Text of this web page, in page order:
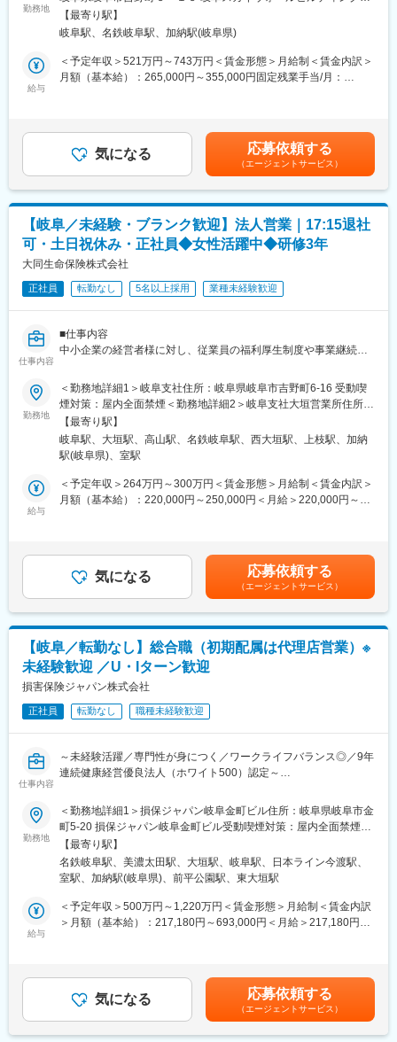
ご入社後は1週間ほどの本社研修後1年～2年間【東京海上日動火
災保険株式会社】へ出向頂き、研修や保険業務のノウハウを学ん
場所は岐阜駅から近い為お引越しを伴うようなことは御座いませ
ん。
・勤務地：岐阜市金町6－4 岐阜東京海上日動ビル4F
・事業内容：新規開拓や出向先からの紹介顧客の対応、同社の顧
客の対応などを行って頂きます。
※業務内容は上記内容と同じ
■企業魅力
残業は月20~30時間程／土日は会社が閉まっておりますが、顧客
との予定の調整上訪問などが発生する事も御座います。
給与は基本給＋業績給となっていますが基本給の割合が大きいた
め安定した金額を保証。勿論頑張った分はしっかり業績給に反映
ら業務に打ち込むことが可能。
所を定期的に訪問し、生命保険の販売推進をします。経営者・役
員もしくは従業員を対象とした「お亡くなりになった場合にそな
える」、「働けなくなった場合にそなえる」、「勇退・老後にそ
なえる」、「健康経営に取り組む」など提案のバリエーションは
豊富です。
・財務諸表のデータを用いて算出する必要な保障額を根拠にして
商品をプランニング 等
必要な保障額を適切な商品でカバーする提案手法のため、自信を
できます。
※面接にてご本人の適性を判断し、別の営業ポジションの選考をご
案内する可能性があります。
■業務の流れ：一例
8:45 出社
9:00 デスクワーク
10:00 代理店との研修・打ち合わせ(必要に応じて先輩・課長が
同行します。)
11:00 チームミーティング
(大同生命では個人目標ではなくチーム制を敷いています。)
14:00 代理店との研修・打合せ
16:00 顧客への代理店と提案同行
(代理店に同行し適切な商品提案をサポートします。)
18:30 退社
■充実した研修制度：
り、そのため商品に関する知識や税務・財務知識がなくても安心
してご入社いただき、異業種・異業界からの方も活躍しておりま
『プラチナくるみん』に認定や、ホワイト500に9年連続該当をは
じめ、育児休暇の取得はもちろん、抜群の就業環境のため長く勤
務していただける環境です。
変更の範囲：会社の定める業務
勤務地
階勤務地最寄駅：JR線／岐阜駅受動喫煙対策：屋内全面禁煙変更
の範囲：会社の定める事業所
【最寄り駅】
岐阜駅、名鉄岐阜駅、加納駅(岐阜県)
給与
＜予定年収＞521万円～743万円＜賃金形態＞月給制＜賃金内訳＞
月額（基本給）：265,000円～355,000円固定残業手当/月：
験・能力・年齢に応じて個別に決定します。■賞与：年2回賃金は
あくまでも目安の金額であり、選考を通じて上下する可能性があ
ります。月給(月額)は固定手当を含めた表記です。
気になる 応募依頼する
（エージェントサービス）
【岐阜／未経験・ブランク歓迎】法人営業｜17:15退社
可・土日祝休み・正社員◆女性活躍中◆研修3年
大同生命保険株式会社
正社員 転勤なし 5名以上採用 業種未経験歓迎
仕事内容
■仕事内容
中小企業の経営者様に対し、従業員の福利厚生制度や事業継続に
単なる保険販売ではなく、企業経営を支えるパートナーとして経
営課題の解決をサポートします。
＜具体的には＞
提携している
・商工会議所
・納税協会
・法人会
などの会員企業へ訪問し、下記提案を行います。
・万が一のリスク対策
・経営者向け保障制度
など、企業経営を支える提案を行います。
業のため、家族や友人への勧誘はありません。
（2）提携団体との安定した営業基盤：商工会議所や納税協会など
との提携により、営業活動を行いやすい環境が整っています。
（3）未経験から専門知識を習得：入社後3年間を育成期間とし、
研修／ロールプレイング／同行営業／eラーニングなど充実した育
成体制を用意しています。
■働き方：
完全週休2日制（土日祝）／年間休日120日以上／平均有給取得
24.9日／転勤なし／17:15定時／残業ほぼなし
企業訪問が中心のため、夜間営業はほとんどありません。
同社は日本企業の99％を占める中小企業を支える法人向け生命保
険のリーディングカンパニーです。
商工会議所や納税協会などとの独自ネットワークを活かし、経営
者や従業員の安心を支えるサービスを提供しています。
土日祝休み・残業ほぼなし・転勤なしと働きやすい環境に加え、
ながら長期的なキャリアを築くことができます。
勤務地
＜勤務地詳細1＞岐阜支社住所：岐阜県岐阜市吉野町6-16 受動喫
煙対策：屋内全面禁煙＜勤務地詳細2＞岐阜支社大垣営業所住所：
岐阜県大垣市南頬町1-83 太陽織物ビル3F 受動喫煙対策：屋内全
面禁煙＜勤務地詳細3＞岐阜支社高山連絡所住所：岐阜県高山市名
田町5-95-14 欅第一ビル受動喫煙対策：屋内全面禁煙変更の範
【最寄り駅】
岐阜駅、大垣駅、高山駅、名鉄岐阜駅、西大垣駅、上枝駅、加納
駅(岐阜県)、室駅
給与
＜予定年収＞264万円～300万円＜賃金形態＞月給制＜賃金内訳＞
月額（基本給）：220,000円～250,000円＜月給＞220,000円～
も目安の金額であり、選考を通じて上下する可能性があります。
月給(月額)は固定手当を含めた表記です。
気になる 応募依頼する
（エージェントサービス）
【岐阜／転勤なし】総合職（初期配属は代理店営業）※
未経験歓迎 ／U・Iターン歓迎
損害保険ジャパン株式会社
正社員 転勤なし 職種未経験歓迎
仕事内容
～未経験活躍／専門性が身につく／ワークライフバランス◎／9年
連続健康経営優良法人（ホワイト500）認定～
代理店とともにお客さまのさまざまなリスクを分析し、最適なソ
リューションを提供します。保険商品だけでなく、グループ各社
と連携した各種サービスの提案や、事故を未然に防ぐための提案
も行います。未経験から専門知識を身につけ、キャリアアップを
目指せる環境が整っています。
■職務詳細
・代理店への営業サポートおよび関係構築
・お客さまのリスク分析および最適な保険商品の提案
■入社後の流れ
「キャリア採用社員向け入社式」では、会社紹介や企業文化、制
度・ルールに関する研修を実施。経営層からのメッセージや同期
勤務地
＜勤務地詳細1＞損保ジャパン岐阜金町ビル住所：岐阜県岐阜市金
町5-20 損保ジャパン岐阜金町ビル受動喫煙対策：屋内全面禁煙＜
勤務地詳細2＞加茂オート第2ビル住所：岐阜県美濃加茂市古井町
字下古井2801-１ 加茂オート第2ビル受動喫煙対策：屋内全面禁煙
＜勤務地詳細3＞損保ジャパン大垣ビル住所：岐阜県大垣市旭町5
囲：会社の定める事業所（リモートワーク含む）
【最寄り駅】
名鉄岐阜駅、美濃太田駅、大垣駅、岐阜駅、日本ライン今渡駅、
室駅、加納駅(岐阜県)、前平公園駅、東大垣駅
給与
＜予定年収＞500万円～1,220万円＜賃金形態＞月給制＜賃金内訳
＞月額（基本給）：217,180円～693,000円＜月給＞217,180円～
の入社時の想定年収は500万（月給217,180円）～780万円（月給
335,000円）となります。賃金はあくまでも目安の金額であり、
選考を通じて上下する可能性があります。月給(月額)は固定手当を
含めた表記です。
気になる 応募依頼する
（エージェントサービス）